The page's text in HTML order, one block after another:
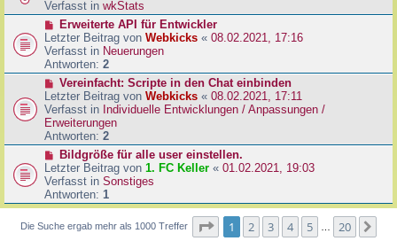
g
i
r
a
g
u
e
r
B
e
i
r
a
g
Verfasst in wkStats
N
e
u
e
r
B
e
i
t
r
a
g
Erweiterte API für Entwickler
Letzter Beitrag von Webkicks « 08.02.2021, 17:16
Verfasst in Neuerungen
Antworten: 2
N
e
u
e
r
B
e
i
t
r
g
Vereinfacht: Scripte in den Chat einbinden
Letzter Beitrag von Webkicks « 08.02.2021, 17:11
Verfasst in Individuelle Entwicklungen / Anpassungen /
Erweiterungen
Antworten: 2
N
e
u
e
r
B
e
Bildgröße für alle user einstellen.
Letzter Beitrag von 1. FC Keller « 01.02.2021, 19:03
Verfasst in Sonstiges
Antworten: 1
Die Suche ergab mehr als 1000 Treffer Seite von
1 2 3 4 5 20